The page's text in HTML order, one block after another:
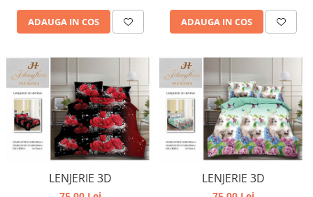
ADAUGA IN COS ADAUGA IN COS
LENJERIE 3D LENJERIE 3D